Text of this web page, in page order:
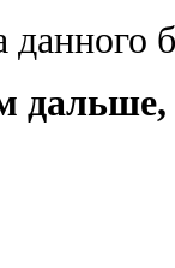
дальше,